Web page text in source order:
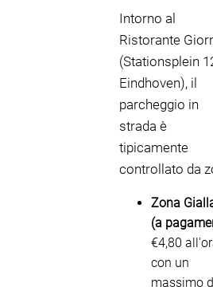
Intorno al
Ristorante
(Stationsplein
Eindhoven), il
parcheggio in
strada è
tipicamente
controllato da
Zona
(a
€4,80
con un
massimo